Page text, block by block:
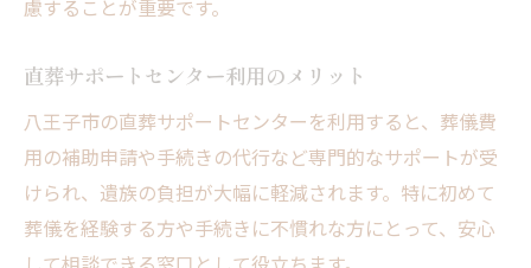
慮することが重要です。
直葬サポートセンター利用のメリット
八王子市の直葬サポートセンターを利用すると、葬儀費
用の補助申請や手続きの代行など専門的なサポートが受
けられ、遺族の負担が大幅に軽減されます。特に初めて
葬儀を経験する方や手続きに不慣れな方にとって、安心